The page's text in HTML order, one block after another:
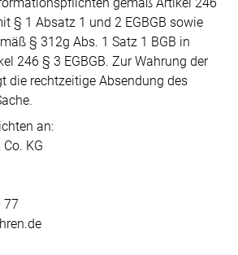
§ 1 Absatz 1 und 2 EGBGB sowie
§ 312g Abs. 1 Satz 1 BGB in
246 § 3 EGBGB. Zur Wahrung der
die rechtzeitige Absendung des
an:
KG
77